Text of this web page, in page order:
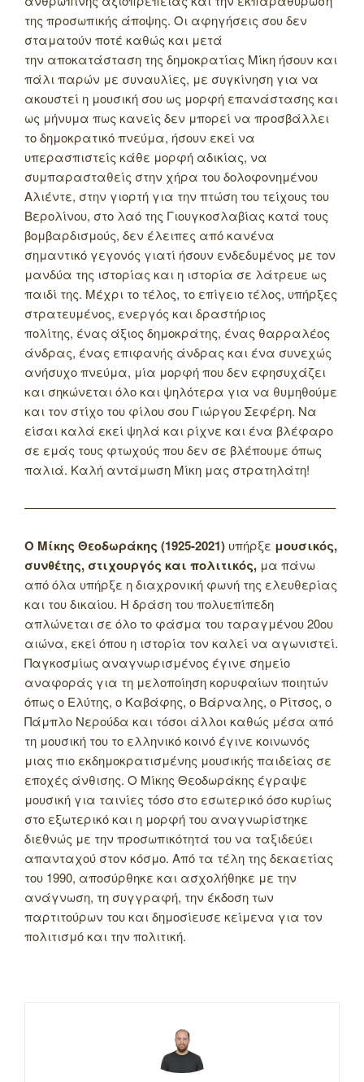
της προσωπικής άποψης. Οι αφηγήσεις σου δεν
σταματούν ποτέ καθώς και μετά
την αποκατάσταση της δημοκρατίας Μίκη ήσουν και
πάλι παρών με συναυλίες, με συγκίνηση για να
ακουστεί η μουσική σου ως μορφή επανάστασης και
ως μήνυμα πως κανείς δεν μπορεί να προσβάλλει
το δημοκρατικό πνεύμα, ήσουν εκεί να
υπερασπιστείς κάθε μορφή αδικίας, να
συμπαρασταθείς στην χήρα του δολοφονημένου
Αλιέντε, στην γιορτή για την πτώση του τείχους του
Βερολίνου, στο λαό της Γιουγκοσλαβίας κατά τους
βομβαρδισμούς, δεν έλειπες από κανένα
σημαντικό γεγονός γιατί ήσουν ενδεδυμένος με τον
μανδύα της ιστορίας και η ιστορία σε λάτρευε ως
παιδί της. Μέχρι το τέλος, το επίγειο τέλος, υπήρξες
στρατευμένος, ενεργός και δραστήριος
πολίτης, ένας άξιος δημοκράτης, ένας θαρραλέος
άνδρας, ένας επιφανής άνδρας και ένα συνεχώς
ανήσυχο πνεύμα, μία μορφή που δεν εφησυχάζει
και σηκώνεται όλο και ψηλότερα για να θυμηθούμε
και τον στίχο του φίλου σου Γιώργου Σεφέρη. Να
είσαι καλά εκεί ψηλά και ρίχνε και ένα βλέφαρο
σε εμάς τους φτωχούς που δεν σε βλέπουμε όπως
παλιά. Καλή αντάμωση Μίκη μας στρατηλάτη!
—————————————————————————–
Ο Μίκης Θεοδωράκης (1925-2021) υπήρξε μουσικός,
συνθέτης, στιχουργός και πολιτικός, μα πάνω
από όλα υπήρξε η διαχρονική φωνή της ελευθερίας
και του δικαίου. Η δράση του πολυεπίπεδη
απλώνεται σε όλο το φάσμα του ταραγμένου 20ου
αιώνα, εκεί όπου η ιστορία τον καλεί να αγωνιστεί.
Παγκοσμίως αναγνωρισμένος έγινε σημείο
αναφοράς για τη μελοποίηση κορυφαίων ποιητών
όπως ο Ελύτης, ο Καβάφης, ο Βάρναλης, ο Ρίτσος, ο
Πάμπλο Νερούδα και τόσοι άλλοι καθώς μέσα από
τη μουσική του το ελληνικό κοινό έγινε κοινωνός
μιας πιο εκδημοκρατισμένης μουσικής παιδείας σε
εποχές άνθισης. Ο Μίκης Θεοδωράκης έγραψε
μουσική για ταινίες τόσο στο εσωτερικό όσο κυρίως
στο εξωτερικό και η μορφή του αναγνωρίστηκε
διεθνώς με την προσωπικότητά του να ταξιδεύει
απανταχού στον κόσμο. Από τα τέλη της δεκαετίας
του 1990, αποσύρθηκε και ασχολήθηκε με την
ανάγνωση, τη συγγραφή, την έκδοση των
παρτιτούρων του και δημοσίευσε κείμενα για τον
πολιτισμό και την πολιτική.